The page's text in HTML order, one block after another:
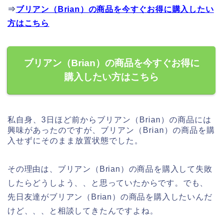
⇒ブリアン（Brian）の商品を今すぐお得に購入したい
方はこちら
ブリアン（Brian）の商品を今すぐお得に
購入したい方はこちら
私自身、3日ほど前からブリアン（Brian）の商品には
興味があったのですが、ブリアン（Brian）の商品を購
入せずにそのまま放置状態でした。
その理由は、ブリアン（Brian）の商品を購入して失敗
したらどうしよう、、と思っていたからです。でも、
先日友達がブリアン（Brian）の商品を購入したいんだ
けど、、、と相談してきたんですよね。